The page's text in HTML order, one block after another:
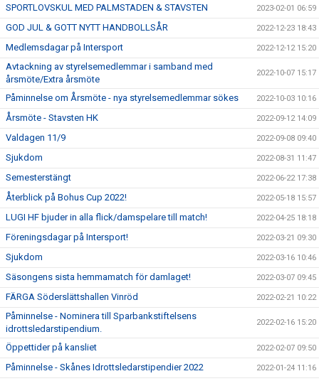
SPORTLOVSKUL MED PALMSTADEN & STAVSTEN 2023-02-01 06:59
GOD JUL & GOTT NYTT HANDBOLLSÅR 2022-12-23 18:43
Medlemsdagar på Intersport 2022-12-12 15:20
Avtackning av styrelsemedlemmar i samband med
årsmöte/Extra årsmöte
2022-10-07 15:17
Påminnelse om Årsmöte - nya styrelsemedlemmar sökes 2022-10-03 10:16
Årsmöte - Stavsten HK 2022-09-12 14:09
Valdagen 11/9 2022-09-08 09:40
Sjukdom 2022-08-31 11:47
Semesterstängt 2022-06-22 17:38
Återblick på Bohus Cup 2022! 2022-05-18 15:57
LUGI HF bjuder in alla flick/damspelare till match! 2022-04-25 18:18
Föreningsdagar på Intersport! 2022-03-21 09:30
Sjukdom 2022-03-16 10:46
Säsongens sista hemmamatch för damlaget! 2022-03-07 09:45
FÄRGA Söderslättshallen Vinröd 2022-02-21 10:22
Påminnelse - Nominera till Sparbankstiftelsens
idrottsledarstipendium.
2022-02-16 15:20
Öppettider på kansliet 2022-02-07 09:50
Påminnelse - Skånes Idrottsledarstipendier 2022 2022-01-24 11:16